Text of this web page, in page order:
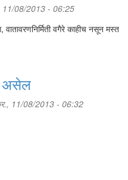
08/2013 - 06:25
वगैरे काहीच नसून मस्त
असेल
11/08/2013 - 06:32